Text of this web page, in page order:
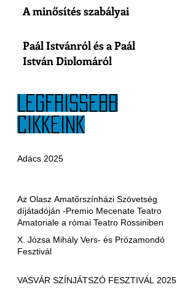
Adács 2025
Az Olasz Amatőrszínházi Szövetség
díjátadóján -Premio Mecenate Teatro
Amatoriale a római Teatro Rossiniben
X. Józsa Mihály Vers- és Prózamondó
Fesztivál
VASVÁR SZÍNJÁTSZÓ FESZTIVÁL 2025
LEGFRISSEBB
CIKKEINK
A minősítés szabályai
Paál Istvánról és a Paál
István Diplomáról